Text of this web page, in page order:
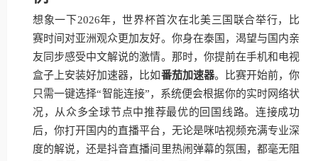
想象一下2026年，世界杯首次在北美三国联合举行，比
赛时间对亚洲观众更加友好。你身在泰国，渴望与国内亲
友同步感受中文解说的激情。那时，你提前在手机和电视
盒子上安装好加速器，比如番茄加速器。比赛开始前，你
只需一键选择“智能连接”，系统便会根据你的实时网络状
况，从众多全球节点中推荐最优的回国线路。连接成功
后，你打开国内的直播平台，无论是咪咕视频充满专业深
度的解说，还是抖音直播间里热闹弹幕的氛围，都毫无阻